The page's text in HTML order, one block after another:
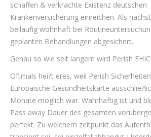
schaffen & verkrachte Existenz deutschen
Krankenversicherung einreichen. Als
beilaufig wohnhaft bei
geplanten Behandlungen abgesichert.
Genau so wie seit langem wird Perish
Oftmals hei?t eres, weil Perish
Europaische Gesundheitskarte
Monate moglich war. Wahrhaftig ist und
Pass away Dauer des gesamten
perfekt. Zu welchem zeitpunkt das